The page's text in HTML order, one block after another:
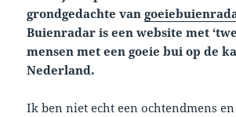
grondgedachte van
Buienradar is een website met
mensen met een goeie bui op de
Nederland.
Ik ben niet echt een ochtendmens